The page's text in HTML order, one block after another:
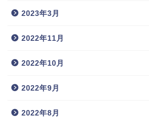
2023年3月
2022年11月
2022年10月
2022年9月
2022年8月